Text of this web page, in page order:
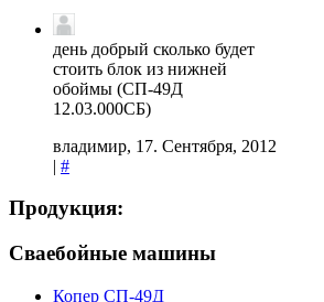
день добрый сколько будет
стоить блок из нижней
обоймы (СП-49Д
12.03.000СБ)
владимир, 17. Сентября, 2012
| #
Продукция:
Сваебойные машины
Копер СП-49Д